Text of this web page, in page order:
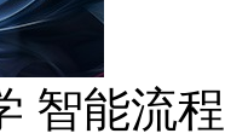
智能流